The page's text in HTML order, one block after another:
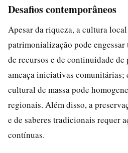
Desafios contemporâneos
Apesar da riqueza, a cultura
patrimonialização pode
de recursos e de continuidade
ameaça iniciativas comunitárias;
cultural de massa pode
regionais. Além disso, a
e de saberes tradicionais requer
contínuas.